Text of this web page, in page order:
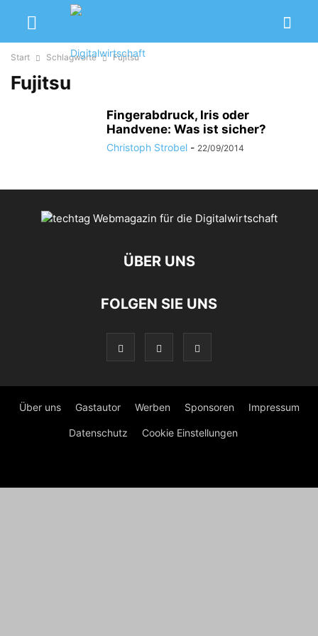
Start Schlagworte Fujitsu
Fujitsu
Fingerabdruck, Iris oder
Handvene: Was ist sicher?
Christoph Strobel - 22/09/2014
ÜBER UNS
FOLGEN SIE UNS
Über uns Gastautor Werben Sponsoren Impressum
Datenschutz Cookie Einstellungen